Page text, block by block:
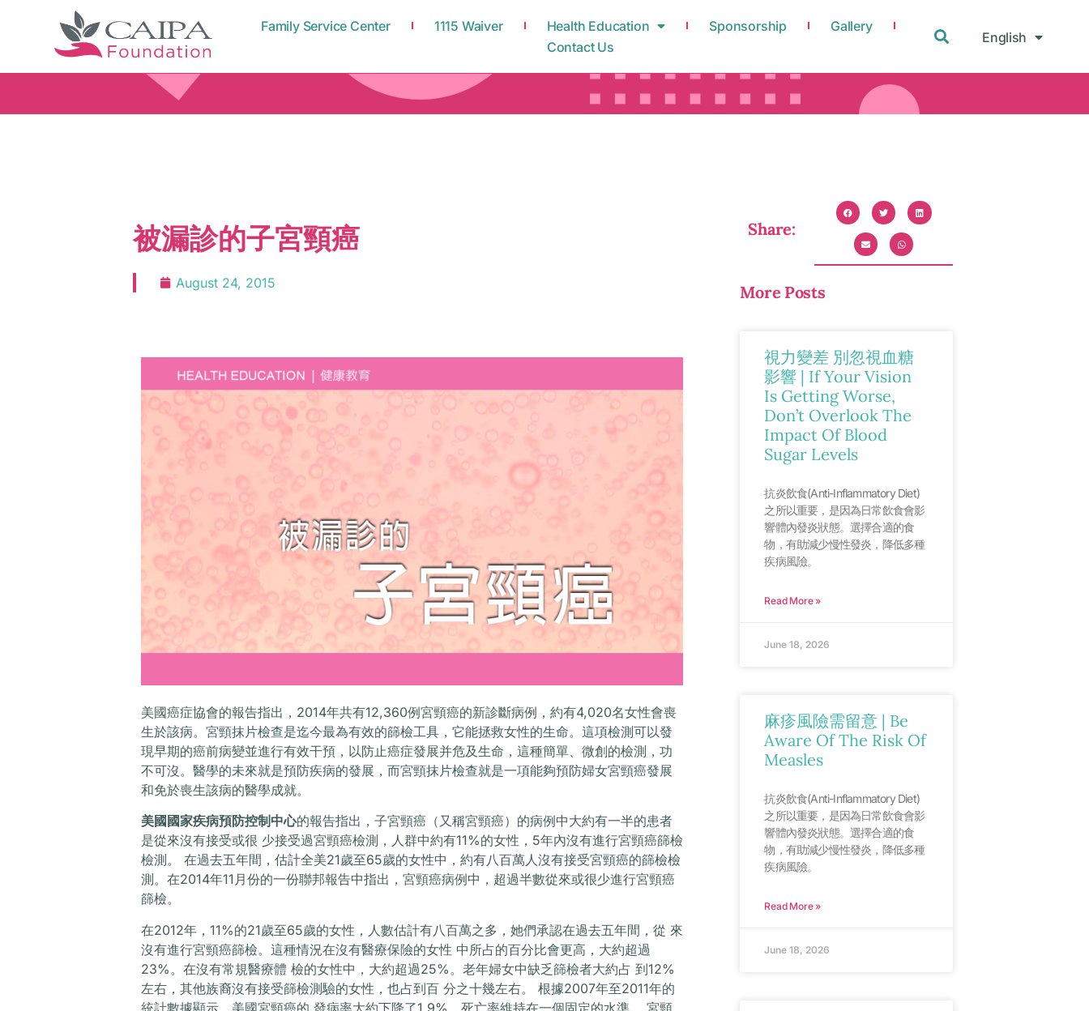
Family Service Center 1115 Waiver Health Education Sponsorship
Gallery
Contact Us
English
中文
被漏診的子宮頸癌
August 24, 2015
美國癌症協會的報告指出，2014年共有12,360例宮頸癌的新診斷病例，約有4,020名女性會喪
生於該病。宮頸抹片檢查是迄今最為有效的篩檢工具，它能拯救女性的生命。這項檢測可以發
現早期的癌前病變並進行有效干預，以防止癌症發展并危及生命，這種簡單、微創的檢測，功
不可沒。醫學的未來就是預防疾病的發展，而宮頸抹片檢查就是一項能夠預防婦女宮頸癌發展
和免於喪生該病的醫學成就。
美國國家疾病預防控制中心的報告指出，子宮頸癌（又稱宮頸癌）的病例中大約有一半的患者
是從來沒有接受或很 少接受過宮頸癌檢測，人群中約有11%的女性，5年內沒有進行宮頸癌篩檢
檢測。 在過去五年間，估計全美21歲至65歲的女性中，約有八百萬人沒有接受宮頸癌的篩檢檢
測。在2014年11月份的一份聯邦報告中指出，宮頸癌病例中，超過半數從來或很少進行宮頸癌
篩檢。
在2012年，11%的21歲至65歲的女性，人數估計有八百萬之多，她們承認在過去五年間，從 來
沒有進行宮頸癌篩檢。這種情況在沒有醫療保險的女性 中所占的百分比會更高，大約超過
23%。在沒有常規醫療體 檢的女性中，大約超過25%。老年婦女中缺乏篩檢者大約占 到12%
左右，其他族裔沒有接受篩檢測驗的女性，也占到百 分之十幾左右。 根據2007年至2011年的
統計數據顯示，美國宮頸癌的 發病率大約下降了1.9%，死亡率維持在一個固定的水準。 宮頸
Share:
More Posts
視力變差 別忽視血糖
影響 | If Your Vision
Is Getting Worse,
Don’t Overlook The
Impact Of Blood
Sugar Levels
抗炎飲食(Anti-Inflammatory Diet)
之所以重要，是因為日常飲食會影
響體內發炎狀態。選擇合適的食
物，有助減少慢性發炎，降低多種
疾病風險。
Read More »
June 18, 2026
麻疹風險需留意 | Be
Aware Of The Risk Of
Measles
抗炎飲食(Anti-Inflammatory Diet)
之所以重要，是因為日常飲食會影
響體內發炎狀態。選擇合適的食
物，有助減少慢性發炎，降低多種
疾病風險。
Read More »
June 18, 2026